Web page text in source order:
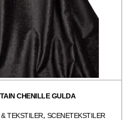
CHENILLE GULDA
TEKSTILER, SCENETEKSTILER